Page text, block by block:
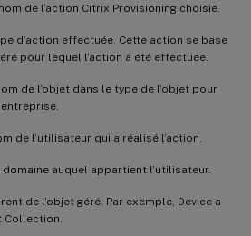
de l’action Citrix Provisioning choisie.
d’action effectuée. Cette action se base
pour lequel l’action a été effectuée.
de l’objet dans le type de l’objet pour
de l’utilisateur qui a réalisé l’action.
auquel appartient l’utilisateur.
de l’objet géré. Par exemple, Device a
Collection.